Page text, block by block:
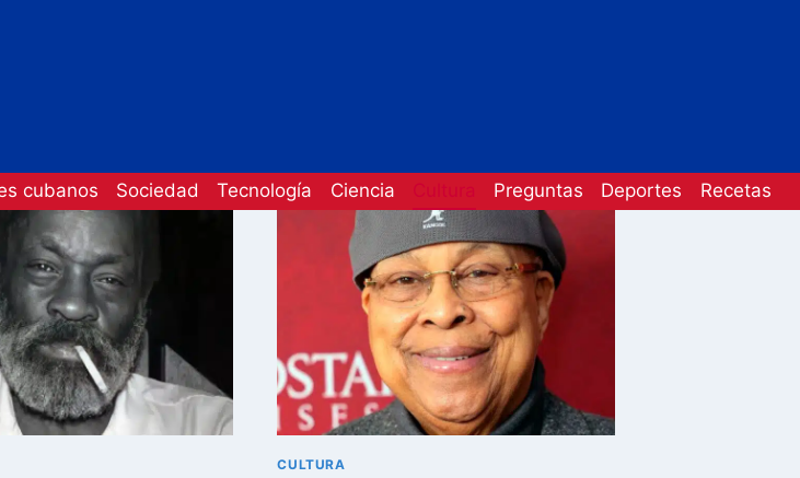
cubanos Sociedad Tecnología Ciencia Preguntas Deportes Recetas
CULTURA